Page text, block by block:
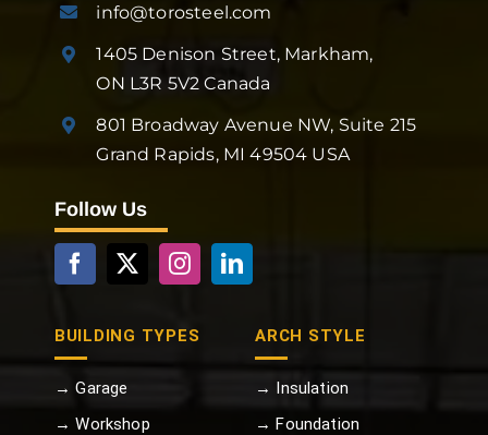
info@torosteel.com
1405 Denison Street, Markham,
ON L3R 5V2 Canada
801 Broadway Avenue NW, Suite 215
Grand Rapids, MI 49504 USA
Follow Us
BUILDING TYPES
→ Garage
→ Workshop
ARCH STYLE
→ Insulation
→ Foundation